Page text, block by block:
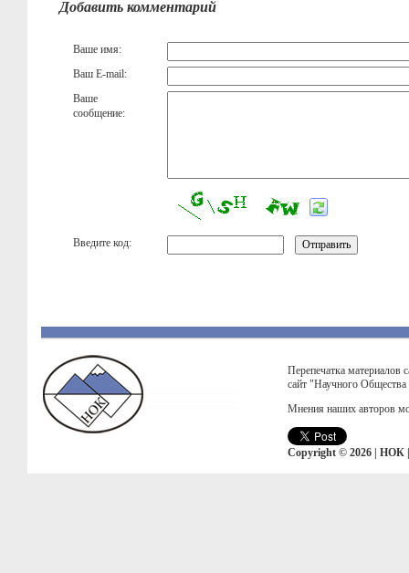
Добавить комментарий
Ваше имя:
Ваш E-mail:
Ваше
сообщение:
Введите код:
Перепечатка материалов
сайт "Научного
Мнения наших авторов
Copyright © 2026 | НОК